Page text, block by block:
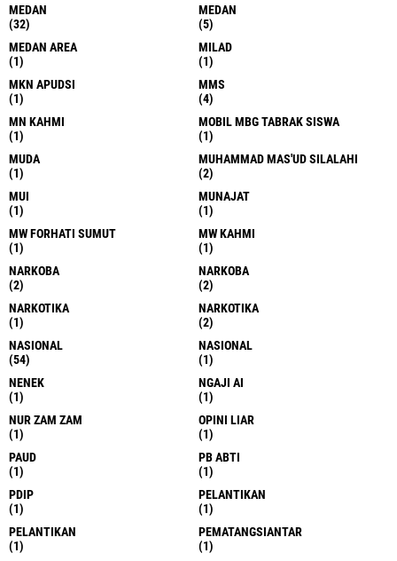
MEDAN
(32)
MEDAN
(5)
MEDAN AREA
(1)
MILAD
(1)
MKN APUDSI
(1)
MMS
(4)
MN KAHMI
(1)
MOBIL MBG TABRAK SISWA
(1)
MUDA
(1)
MUHAMMAD MAS'UD SILALAHI
(2)
MUI
(1)
MUNAJAT
(1)
MW FORHATI SUMUT
(1)
MW KAHMI
(1)
NARKOBA
(2)
NARKOBA
(2)
NARKOTIKA
(1)
NARKOTIKA
(2)
NASIONAL
(54)
NASIONAL
(1)
NENEK
(1)
NGAJI AI
(1)
NUR ZAM ZAM
(1)
OPINI LIAR
(1)
PAUD
(1)
PB ABTI
(1)
PDIP
(1)
PELANTIKAN
(1)
PELANTIKAN
(1)
PEMATANGSIANTAR
(1)